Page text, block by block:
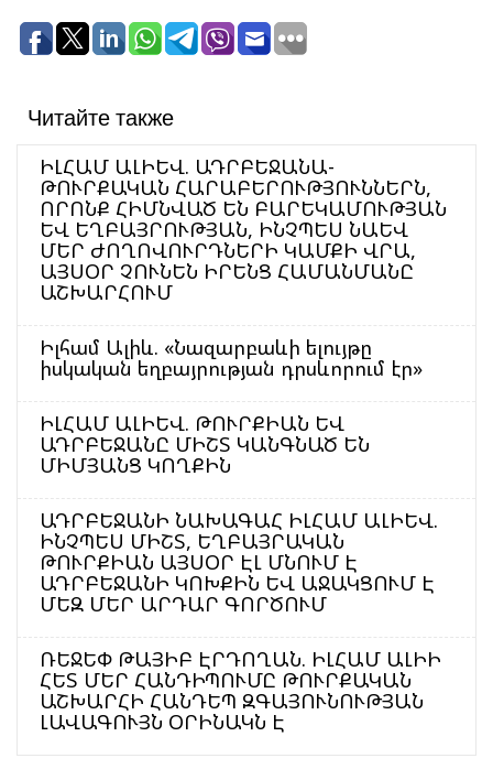
Читайте также
ԻԼՀԱՄ ԱԼԻԵՎ. ԱԴՐԲԵՋԱՆԱ-
ԹՈՒՐՔԱԿԱՆ ՀԱՐԱԲԵՐՈՒԹՅՈՒՆՆԵՐՆ,
ՈՐՈՆՔ ՀԻՄՆՎԱԾ ԵՆ ԲԱՐԵԿԱՄՈՒԹՅԱՆ
ԵՎ ԵՂԲԱՅՐՈՒԹՅԱՆ, ԻՆՉՊԵՍ ՆԱԵՎ
ՄԵՐ ԺՈՂՈՎՈՒՐԴՆԵՐԻ ԿԱՄՔԻ ՎՐԱ,
ԱՅՍՕՐ ՉՈՒՆԵՆ ԻՐԵՆՑ ՀԱՄԱՆՄԱՆԸ
ԱՇԽԱՐՀՈՒՄ
Իլհամ Ալիև. «Նազարբաևի ելույթը
իսկական եղբայրության դրսևորում էր»
ԻԼՀԱՄ ԱԼԻԵՎ. ԹՈՒՐՔԻԱՆ ԵՎ
ԱԴՐԲԵՋԱՆԸ ՄԻՇՏ ԿԱՆԳՆԱԾ ԵՆ
ՄԻՄՅԱՆՑ ԿՈՂՔԻՆ
ԱԴՐԲԵՋԱՆԻ ՆԱԽԱԳԱՀ ԻԼՀԱՄ ԱԼԻԵՎ.
ԻՆՉՊԵՍ ՄԻՇՏ, ԵՂԲԱՅՐԱԿԱՆ
ԹՈՒՐՔԻԱՆ ԱՅՍՕՐ ԷԼ ՄՆՈՒՄ Է
ԱԴՐԲԵՋԱՆԻ ԿՈԽՔԻՆ ԵՎ ԱՋԱԿՑՈՒՄ Է
ՄԵԶ ՄԵՐ ԱՐԴԱՐ ԳՈՐԾՈՒՄ
ՌԵՋԵՓ ԹԱՅԻԲ ԷՐԴՈՂԱՆ. ԻԼՀԱՄ ԱԼԻԻ
ՀԵՏ ՄԵՐ ՀԱՆԴԻՊՈՒՄԸ ԹՈՒՐՔԱԿԱՆ
ԱՇԽԱՐՀԻ ՀԱՆԴԵՊ ԶԳԱՅՈՒՆՈՒԹՅԱՆ
ԼԱՎԱԳՈՒՅՆ ՕՐԻՆԱԿՆ Է